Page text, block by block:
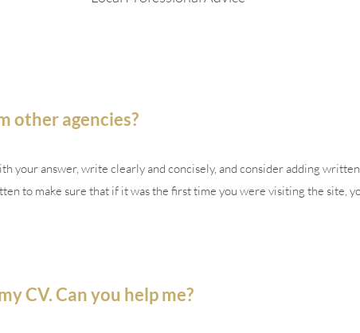
other agencies?
your answer, write clearly and concisely, and consider adding
to make sure that if it was the first time you were visiting the site,
CV. Can you help me?